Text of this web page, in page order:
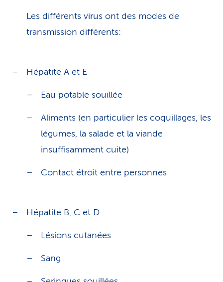
Les différents virus ont des modes de
transmission différents:
Hépatite A et E
Eau potable souillée
Aliments (en particulier les coquillages, les
légumes, la salade et la viande
insuffisamment cuite)
Contact étroit entre personnes
Hépatite B, C et D
Lésions cutanées
Sang